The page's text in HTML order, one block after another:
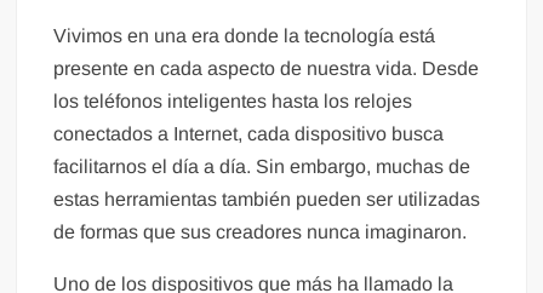
Vivimos en una era donde la tecnología está
presente en cada aspecto de nuestra vida. Desde
los teléfonos inteligentes hasta los relojes
conectados a Internet, cada dispositivo busca
facilitarnos el día a día. Sin embargo, muchas de
estas herramientas también pueden ser utilizadas
de formas que sus creadores nunca imaginaron.
Uno de los dispositivos que más ha llamado la